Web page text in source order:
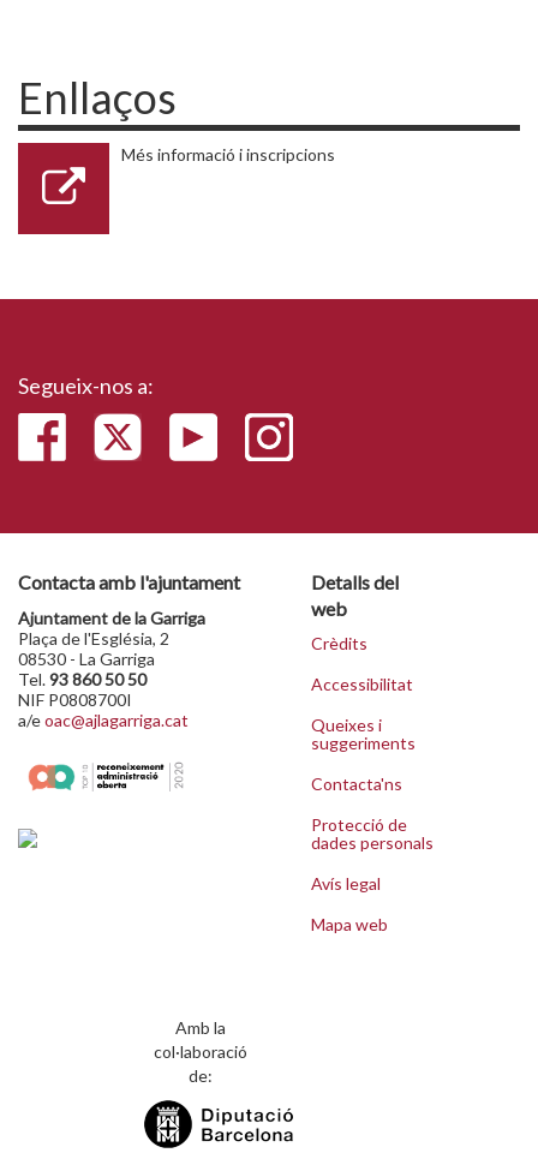
Enllaços
Més informació i inscripcions
Segueix-nos a:
Contacta amb l'ajuntament
Ajuntament de la Garriga
Plaça de l'Església, 2
08530 - La Garriga
Tel.93 860 50 50
NIF P0808700I
a/eoac@ajlagarriga.cat
Detalls del
web
Crèdits
Accessibilitat
Queixes i
suggeriments
Contacta'ns
Protecció de
dades personals
Avís legal
Mapa web
Amb la
col·laboració
de: